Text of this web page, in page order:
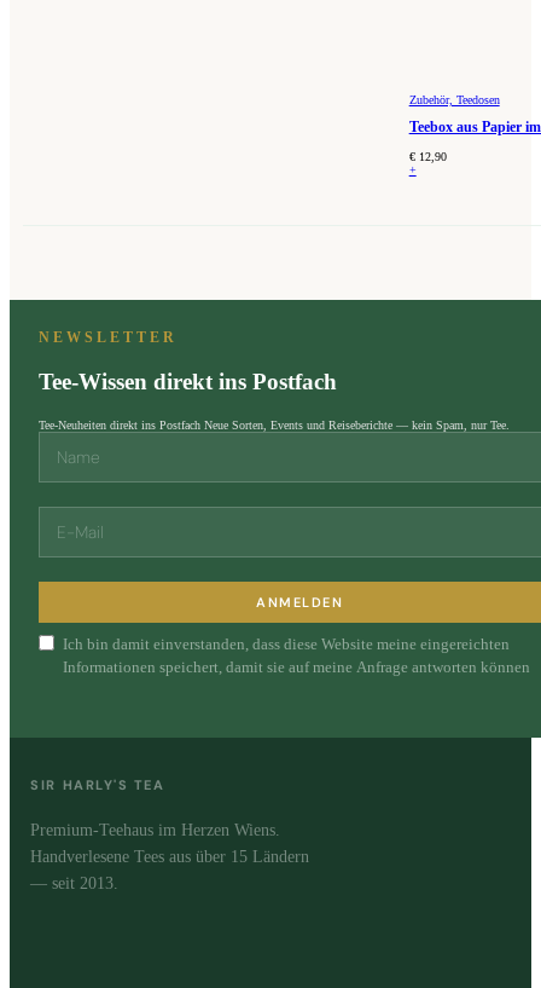
Zubehör, Teedosen
Teebox aus Papier
€12,90
+
NEWSLETTER
Tee-Wissen direkt ins Postfach
Tee-Neuheiten direkt ins Postfach Neue Sorten, Events und Reiseberichte — kein Spam, nur Tee.
ANMELDEN
Ich bin damit einverstanden, dass diese Website meine eingereichten
Informationen speichert, damit sie auf meine Anfrage antworten können
SIR HARLY'S TEA
Premium-Teehaus im Herzen Wiens.
Handverlesene Tees aus über 15 Ländern
— seit 2013.